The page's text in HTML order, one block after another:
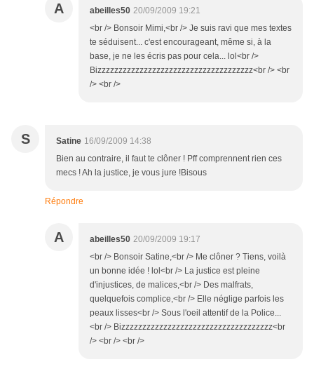
A abeilles50 20/09/2009 19:21
<br /> Bonsoir Mimi,<br /> Je suis ravi que mes textes
te séduisent... c'est encourageant, même si, à la
base, je ne les écris pas pour cela... lol<br />
Bizzzzzzzzzzzzzzzzzzzzzzzzzzzzzzzzzzzzz<br /> <br
/> <br />
S Satine 16/09/2009 14:38
Bien au contraire, il faut te clôner ! Pff comprennent rien ces
mecs ! Ah la justice, je vous jure !Bisous
Répondre
A abeilles50 20/09/2009 19:17
<br /> Bonsoir Satine,<br /> Me clôner ? Tiens, voilà
un bonne idée ! lol<br /> La justice est pleine
d'injustices, de malices,<br /> Des malfrats,
quelquefois complice,<br /> Elle néglige parfois les
peaux lisses<br /> Sous l'oeil attentif de la Police...
<br /> Bizzzzzzzzzzzzzzzzzzzzzzzzzzzzzzzzzzzz<br
/> <br /> <br />